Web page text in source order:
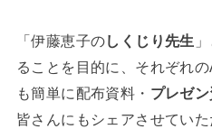
「伊藤恵子のしくじり先生
ることを目的に、それぞれ
も簡単に配布資料・ プレゼ
皆さんにもシェアさせてい